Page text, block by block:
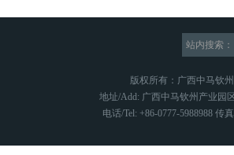
站内搜索：
版权所有：广西中马钦
地址/Add: 广西中马钦州产业园
电话/Tel: +86-0777-5988988 传